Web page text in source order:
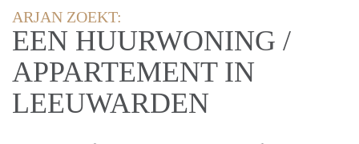
ARJAN ZOEKT:
EEN HUURWONING /
APPARTEMENT IN
LEEUWARDEN